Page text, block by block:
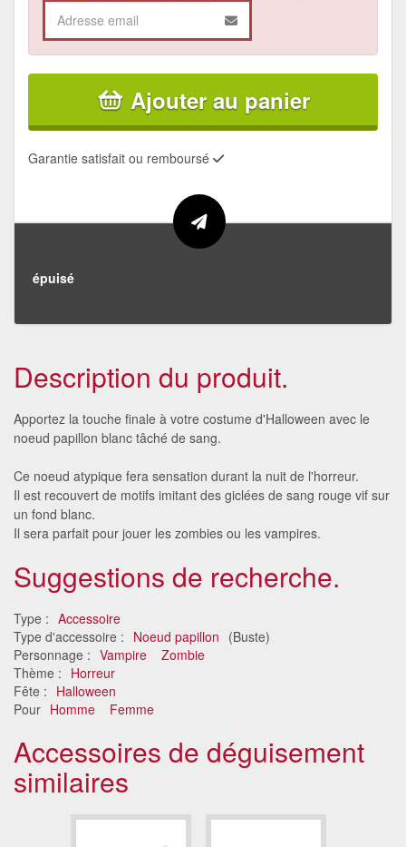
Ajouter au panier
Garantie satisfait ou remboursé
épuisé
Description du produit.
Apportez la touche finale à votre costume d'Halloween avec le
noeud papillon blanc tâché de sang.
Ce noeud atypique fera sensation durant la nuit de l'horreur.
Il est recouvert de motifs imitant des giclées de sang rouge vif sur
un fond blanc.
Il sera parfait pour jouer les zombies ou les vampires.
Suggestions de recherche.
Type : Accessoire
Type d'accessoire : Noeud papillon (Buste)
Personnage : Vampire
Zombie
Thème : Horreur
Fête : Halloween
Pour Homme Femme
Accessoires de déguisement
similaires